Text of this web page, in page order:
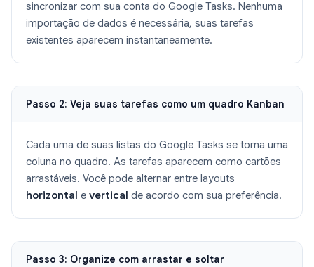
sincronizar com sua conta do Google Tasks. Nenhuma
importação de dados é necessária, suas tarefas
existentes aparecem instantaneamente.
Passo 2: Veja suas tarefas como um quadro Kanban
Cada uma de suas listas do Google Tasks se torna uma
coluna no quadro. As tarefas aparecem como cartões
arrastáveis. Você pode alternar entre layouts
horizontal e vertical de acordo com sua preferência.
Passo 3: Organize com arrastar e soltar